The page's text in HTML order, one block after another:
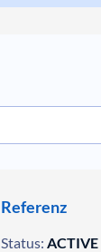
Referenz
Status: ACTIVE